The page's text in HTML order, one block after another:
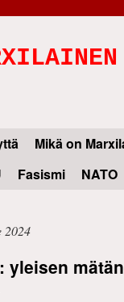
Mikä on
Fasismi NATO
2024
yleisen